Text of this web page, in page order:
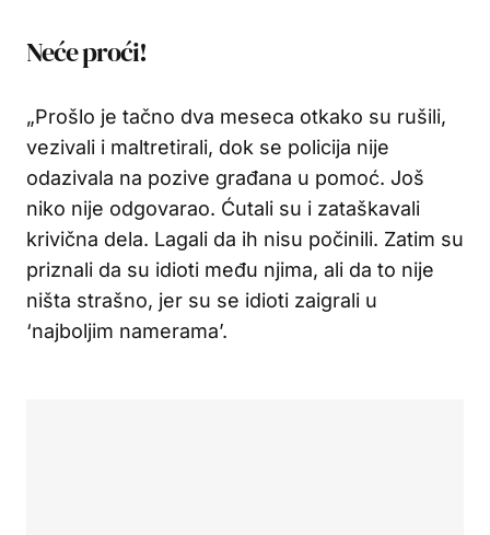
Neće proći!
„Prošlo je tačno dva meseca otkako su rušili,
vezivali i maltretirali, dok se policija nije
odazivala na pozive građana u pomoć. Još
niko nije odgovarao. Ćutali su i zataškavali
krivična dela. Lagali da ih nisu počinili. Zatim su
priznali da su idioti među njima, ali da to nije
ništa strašno, jer su se idioti zaigrali u
‘najboljim namerama’.